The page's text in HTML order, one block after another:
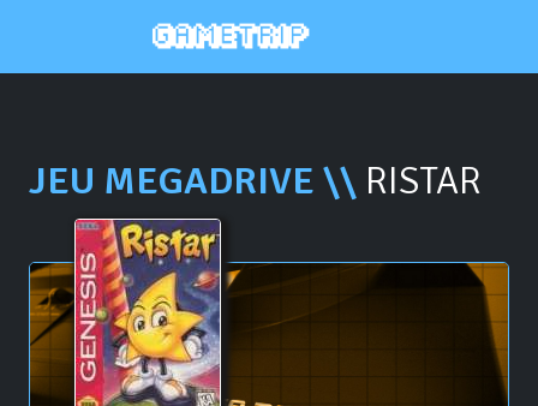
JEU MEGADRIVE \\ RISTAR